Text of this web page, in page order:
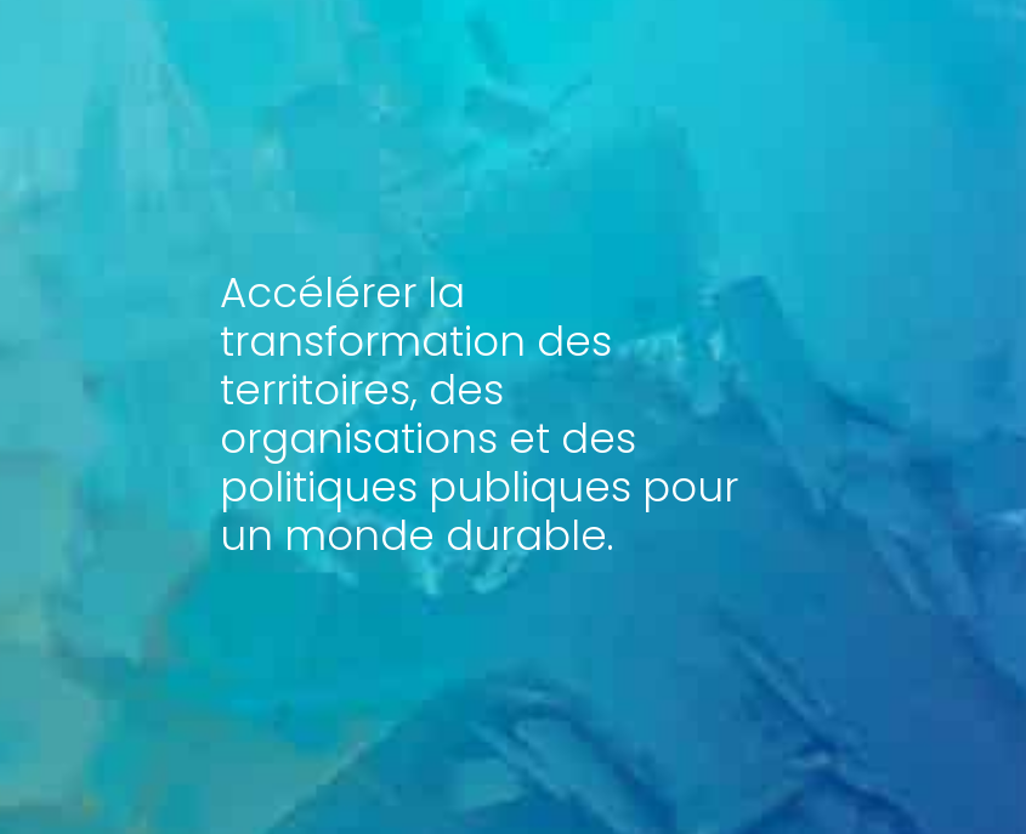
Accélérer la
transformation des
territoires, des
organisations et des
politiques publiques pour
un monde durable.